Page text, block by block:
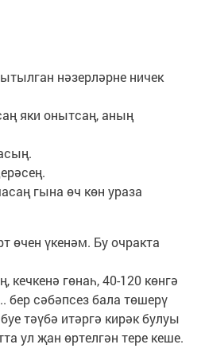
нәзерләрне ничек
яки онытсаң, аның
гына өч көн ураза
өчен үкенәм. Бу очракта
кечкенә гөнаһ, 40-120 көнгә
бер сәбәпсез бала төшерү
тәүбә итәргә кирәк булуы
ул җан өртелгән тере кеше.